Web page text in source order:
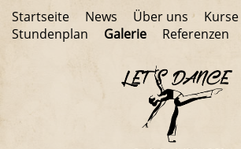
Startseite News Über uns
Kurse
Stundenplan
Galerie Referenzen